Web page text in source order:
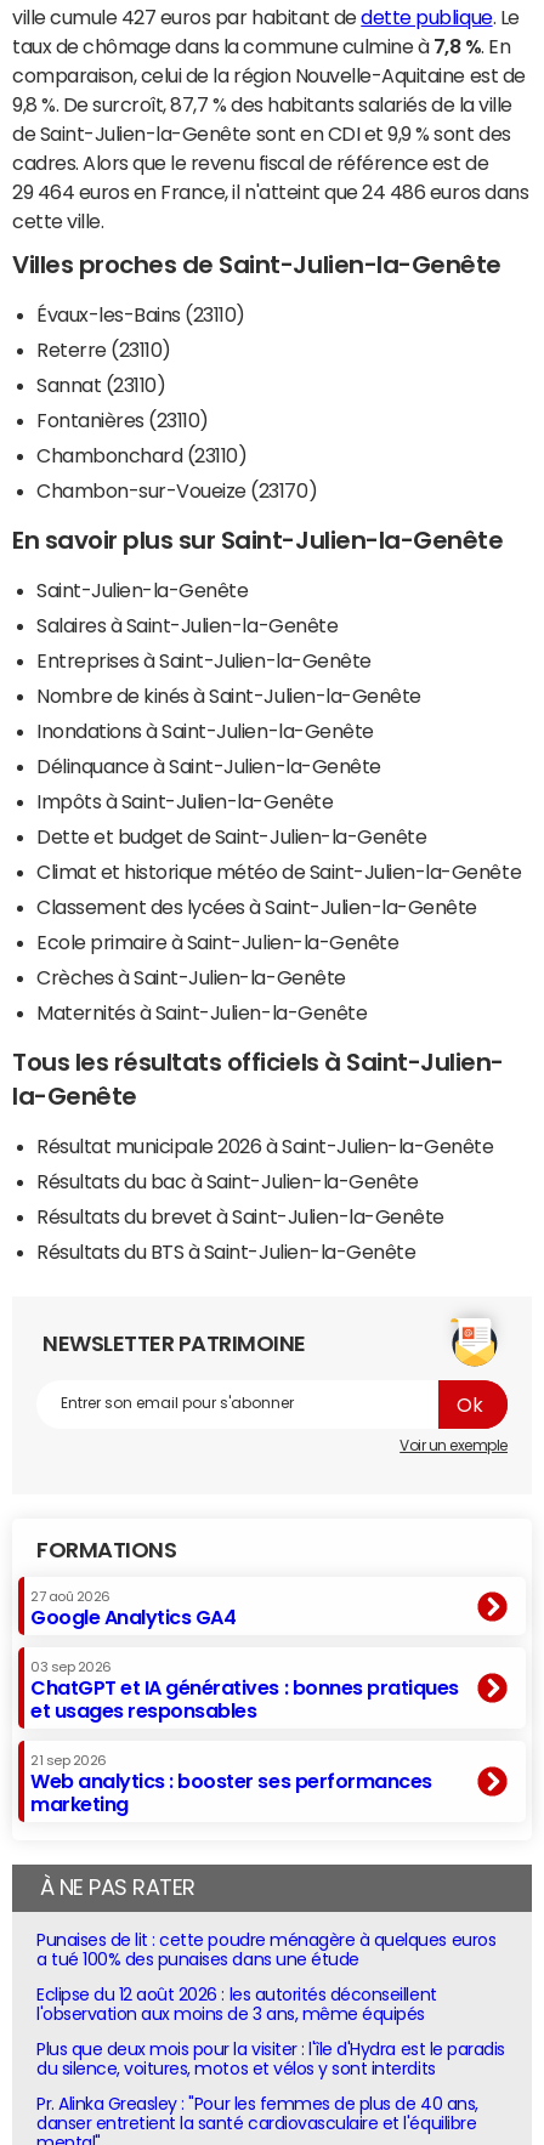
ville cumule 427 euros par habitant dedette publique. Le
taux de chômage dans la commune culmine à 7,8 % . En
comparaison, celui de la région Nouvelle-Aquitaine est de
9,8 %. De surcroît, 87,7 % des habitants salariés de la ville
de Saint-Julien-la-Genête sont en CDI et 9,9 % sont des
cadres. Alors que le revenu fiscal de référence est de
29 464 euros en France, il n'atteint que 24 486 euros dans
cette ville.
Villes proches de Saint-Julien-la-Genête
Évaux-les-Bains (23110)
Reterre (23110)
Sannat (23110)
Fontanières (23110)
Chambonchard (23110)
Chambon-sur-Voueize (23170)
En savoir plus sur Saint-Julien-la-Genête
Saint-Julien-la-Genête
Salaires à Saint-Julien-la-Genête
Entreprises à Saint-Julien-la-Genête
Nombre de kinés à Saint-Julien-la-Genête
Inondations à Saint-Julien-la-Genête
Délinquance à Saint-Julien-la-Genête
Impôts à Saint-Julien-la-Genête
Dette et budget de Saint-Julien-la-Genête
Climat et historique météo de Saint-Julien-la-Genête
Classement des lycées à Saint-Julien-la-Genête
Ecole primaire à Saint-Julien-la-Genête
Crèches à Saint-Julien-la-Genête
Maternités à Saint-Julien-la-Genête
Tous les résultats officiels à Saint-Julien-
la-Genête
Résultat municipale 2026 à Saint-Julien-la-Genête
Résultats du bac à Saint-Julien-la-Genête
Résultats du brevet à Saint-Julien-la-Genête
Résultats du BTS à Saint-Julien-la-Genête
NEWSLETTER PATRIMOINE
Voir un exemple
FORMATIONS
27 aoû 2026
Google Analytics GA4
03 sep 2026
ChatGPT et IA génératives : bonnes pratiques
et usages responsables
21 sep 2026
Web analytics : booster ses performances
marketing
À NE PAS RATER
Punaises de lit : cette poudre ménagère à quelques euros
a tué 100% des punaises dans une étude
Eclipse du 12 août 2026 : les autorités déconseillent
l'observation aux moins de 3 ans, même équipés
Plus que deux mois pour la visiter : l'île d'Hydra est le paradis
du silence, voitures, motos et vélos y sont interdits
Pr. Alinka Greasley : "Pour les femmes de plus de 40 ans,
danser entretient la santé cardiovasculaire et l'équilibre